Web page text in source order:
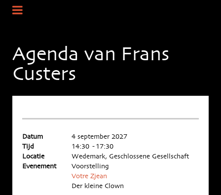
Agenda van Frans
Custers
Datum
4 september 2027
Tijd
14:30 - 17:30
Locatie
Wedemark, Geschlossene Gesellschaft
Evenement
Voorstelling
Votre Zjean
Der kleine Clown